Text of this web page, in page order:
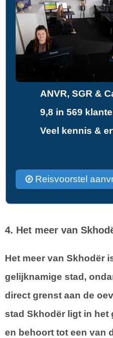
ANVR, SGR &
9,8 in 569
Veel kennis &
Reisvoorstel
4. Het meer van
Het meer van Skhodër
gelijknamige stad,
direct grenst aan de
stad Skhodër ligt in
en behoort tot een van